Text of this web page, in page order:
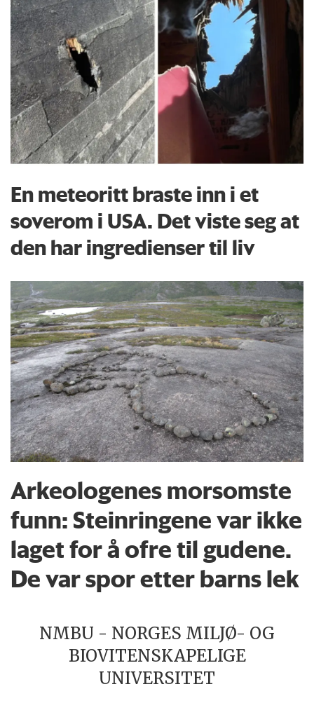
En meteoritt braste inn i et
soverom i USA. Det viste seg at
den har ingredienser til liv
Arkeologenes morsomste
funn: Steinringene var ikke
laget for å ofre til gudene.
De var spor etter barns lek
NMBU - NORGES MILJØ- OG
BIOVITENSKAPELIGE
UNIVERSITET